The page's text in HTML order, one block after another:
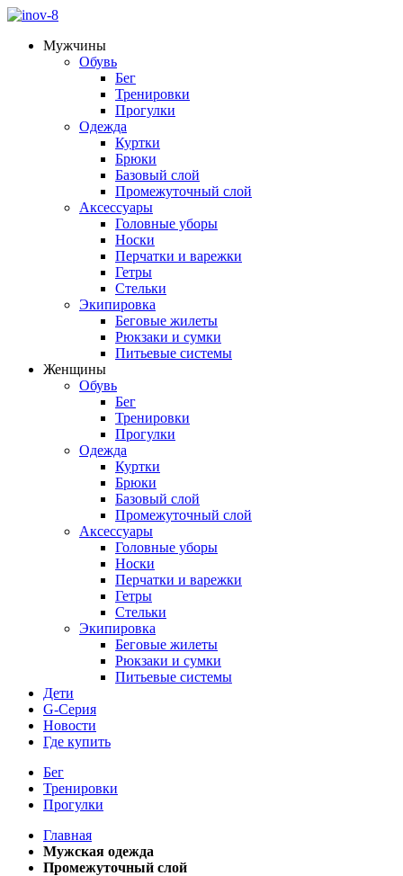
Мужчины
Обувь
Бег
Тренировки
Прогулки
Одежда
Куртки
Брюки
Базовый слой
Промежуточный слой
Аксессуары
Головные уборы
Носки
Перчатки и варежки
Гетры
Стельки
Экипировка
Беговые жилеты
Рюкзаки и сумки
Питьевые системы
Женщины
Обувь
Бег
Тренировки
Прогулки
Одежда
Куртки
Брюки
Базовый слой
Промежуточный слой
Аксессуары
Головные уборы
Носки
Перчатки и варежки
Гетры
Стельки
Экипировка
Беговые жилеты
Рюкзаки и сумки
Питьевые системы
Дети
G-Серия
Новости
Где купить
Бег
Тренировки
Прогулки
Главная
Мужская одежда
Промежуточный слой